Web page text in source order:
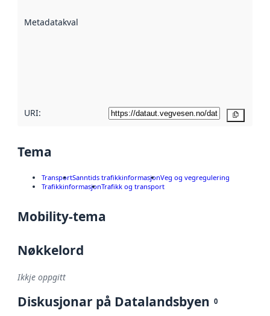
Metadatakvalitet
URI:
Tema
TransportSanntids trafikkinformasjonVeg og vegregulering
TrafikkinformasjonTrafikk og transport
Mobility-tema
Nøkkelord
Ikkje oppgitt
Diskusjonar på Datalandsbyen 0